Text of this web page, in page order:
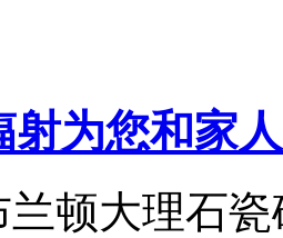
射为您和家
顿大理石